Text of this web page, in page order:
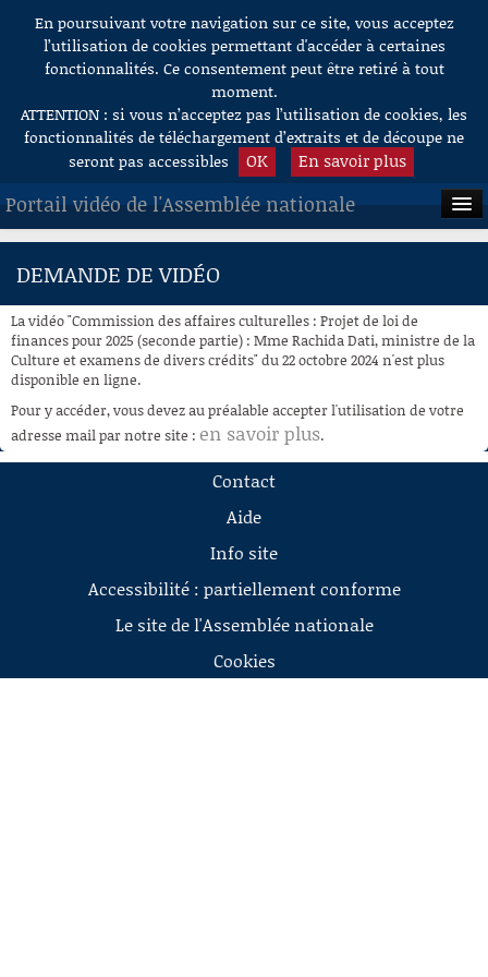
Aller au contenu
En poursuivant votre navigation sur ce site, vous acceptez
l’utilisation de cookies permettant d'accéder à certaines
fonctionnalités. Ce consentement peut être retiré à tout
moment.
ATTENTION : si vous n’acceptez pas l’utilisation de cookies, les
fonctionnalités de téléchargement d’extraits et de découpe ne
seront pas accessibles
OK En savoir plus
Portail vidéo de l'Assemblée nationale
ACCUEIL
À LA DEMANDE
RECHERCHE
AIDE À LA DÉCOUPE
DE VIDÉOS
DEMANDE DE VIDÉO
La vidéo "Commission des affaires culturelles : Projet de loi de
finances pour 2025 (seconde partie) : Mme Rachida Dati, ministre de la
Culture et examens de divers crédits" du 22 octobre 2024 n'est plus
disponible en ligne.
Pour y accéder, vous devez au préalable accepter l'utilisation de votre
adresse mail par notre site : en savoir plus.
Contact
Aide
Info site
Accessibilité : partiellement conforme
Le site de l'Assemblée nationale
Cookies